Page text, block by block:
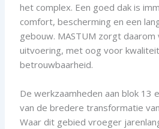
het complex. Een goed dak is
comfort, bescherming en een
gebouw. MASTUM zorgt daarom
uitvoering, met oog voor
betrouwbaarheid.
De werkzaamheden aan blok 13
van de bredere transformatie
Waar dit gebied vroeger